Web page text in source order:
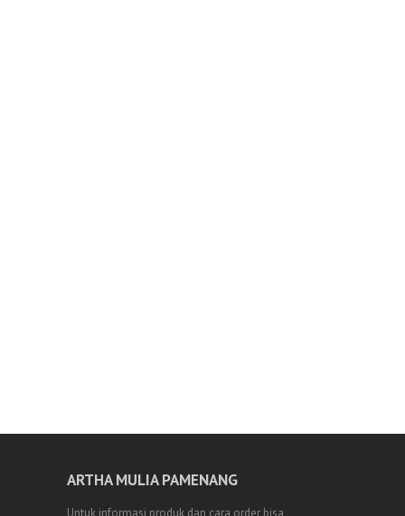
ARTHA MULIA PAMENANG
Untuk informasi produk dan cara order bisa